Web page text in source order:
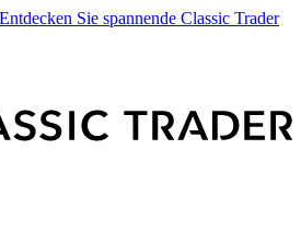
Entdecken Sie spannende Classic Trader